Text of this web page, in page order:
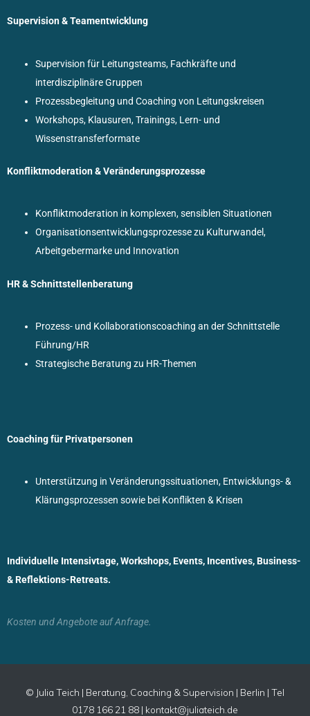
Supervision & Teamentwicklung
Supervision für Leitungsteams, Fachkräfte und
interdisziplinäre Gruppen
Prozessbegleitung und Coaching von Leitungskreisen
Workshops, Klausuren, Trainings, Lern- und
Wissenstransferformate
Konfliktmoderation & Veränderungsprozesse
Konfliktmoderation in komplexen, sensiblen Situationen
Organisationsentwicklungsprozesse zu Kulturwandel,
Arbeitgebermarke und Innovation
HR & Schnittstellenberatung
Prozess- und Kollaborationscoaching an der Schnittstelle
Führung/HR
Strategische Beratung zu HR-Themen
Coaching für Privatpersonen
Unterstützung in Veränderungssituationen, Entwicklungs- &
Klärungsprozessen sowie bei Konflikten & Krisen
Individuelle Intensivtage, Workshops, Events, Incentives, Business-
& Reflektions-Retreats.
Kosten und Angebote auf Anfrage.
© Julia Teich | Beratung, Coaching & Supervision | Berlin | Tel
0178 166 21 88 | kontakt@juliateich.de